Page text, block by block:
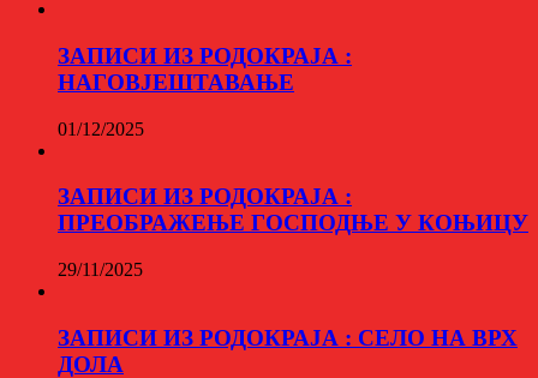
ЗАПИСИ ИЗ РОДОКРАЈА :
НАГОВЈЕШТАВАЊЕ
01/12/2025
ЗАПИСИ ИЗ РОДОКРАЈА :
ПРЕОБРАЖЕЊЕ ГОСПОДЊЕ У КОЊИЦУ
29/11/2025
ЗАПИСИ ИЗ РОДОКРАЈА : СЕЛО НА ВРХ
ДОЛА